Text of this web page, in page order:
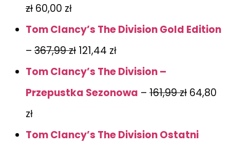
zł 60,00 zł
Tom Clancy’s The Division Gold Edition
– 367,99 zł 121,44 zł
Tom Clancy’s The Division –
Przepustka Sezonowa – 161,99 zł 64,80
zł
Tom Clancy’s The Division Ostatni